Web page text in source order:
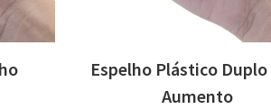
Espelho Plástico Duplo
Aumento